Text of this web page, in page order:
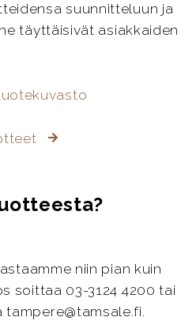
suunnitteluun ja
täyttäisivät asiakkaiden
niin pian kuin
soittaa 03-3124 4200 tai